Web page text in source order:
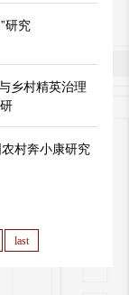
研究
乡村精英治理
村奔小康研究
last